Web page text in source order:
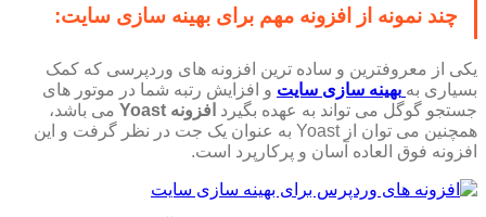
چند نمونه از افزونه مهم برای بهینه سازی سایت:
یکی از معروفترین و ساده ترین افزونه های وردپرسی که کمک
بسیاری به بهینه سازی سایت و افزایش رتبه شما در موتور های
جستجو گوگل می تواند به عهده بگیرد افزونه
می باشد،
همچنین می توان از Yoast به عنوان یک جت در نظر گرفت و این
افزونه فوق العاده آسان و پرکارپرد است.